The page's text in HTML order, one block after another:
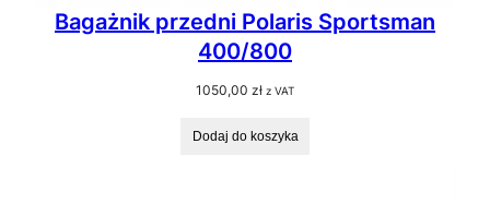
Bagażnik przedni Polaris Sportsman
400/800
1050,00 zł z VAT
Dodaj do koszyka